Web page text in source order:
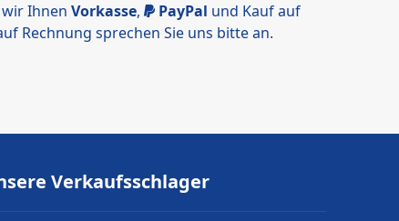
Ihnen Vorkasse, PayPal und Kauf auf
Rechnung sprechen Sie uns bitte an.
Verkaufsschlager